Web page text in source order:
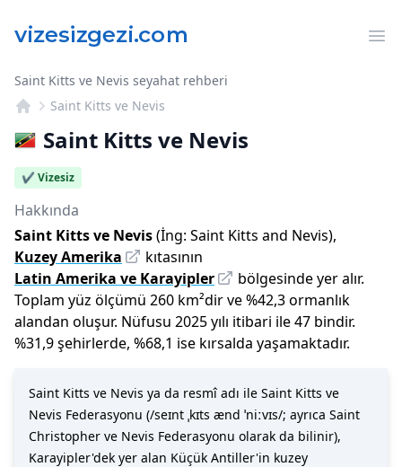
Saint Kitts ve Nevis seyahat rehberi
Saint Kitts ve Nevis
Saint Kitts ve Nevis
✔️ Vizesiz
Hakkında
Saint Kitts ve Nevis(İng: Saint Kitts and Nevis),
Kuzey Amerika
kıtasının
Latin Amerika ve Karayipler
bölgesinde yer alır.
Toplam yüz ölçümü 260 km²dirve%42,3ormanlık
alandan oluşur. Nüfusu 2025yılı itibari ile47 bindir.
%31,9şehirlerde, %68,1 ise kırsalda yaşamaktadır.
Saint Kitts ve Nevis ya da resmî adı ile Saint Kitts ve
Nevis Federasyonu (/seɪnt ˌkɪts ænd ˈniːvɪs/; ayrıca Saint
Christopher ve Nevis Federasyonu olarak da bilinir),
Karayipler'dek yer alan Küçük Antiller'in kuzey